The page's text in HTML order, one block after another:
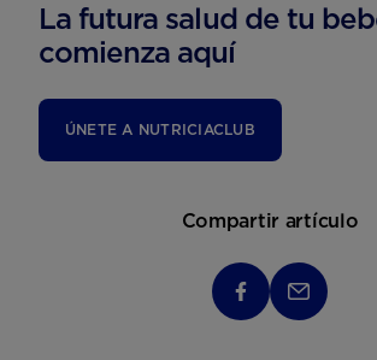
La futura salud de tu
comienza aquí
ÚNETE A NUTRICIACLUB
Compartir artículo